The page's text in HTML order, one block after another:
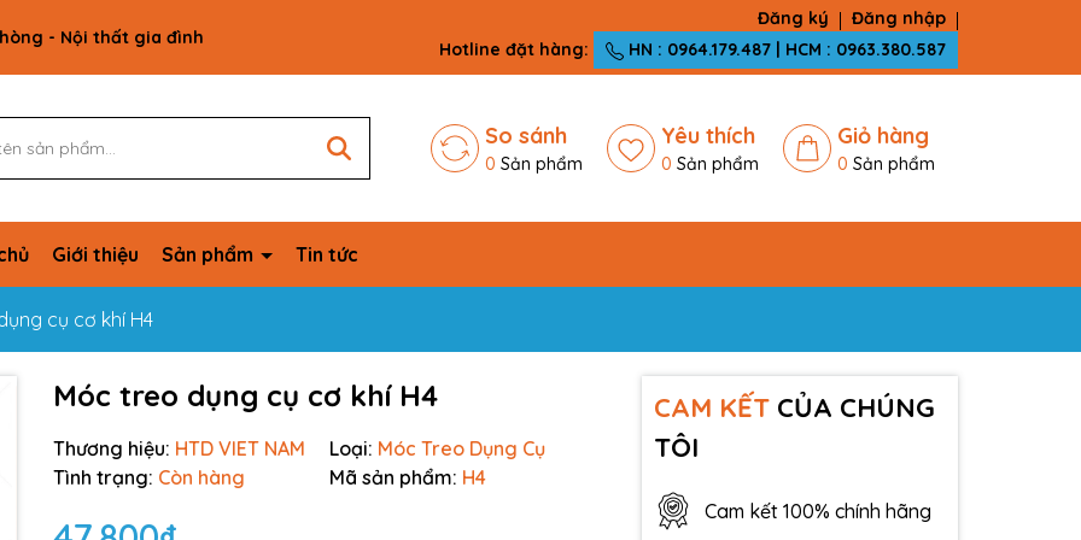
- Nội thất gia đình
Đăng ký
Đăng nhập
Hotline đặt hàng:
HN : 0964.179.487 | HCM : 0963.380.587
So sánh
0 Sản phẩm
Yêu thích
0 Sản phẩm
Giỏ hàng
0 Sản phẩm
Giới thiệu Sản phẩm Tin tức
cụ cơ khí H4
Móc treo dụng cụ cơ khí H4
Thương hiệu: HTD VIET NAM Loại: Móc Treo Dụng Cụ
Tình trạng: Còn hàng Mã sản phẩm: H4
CAM KẾTCỦA CHÚNG
TÔI
Cam kết 100% chính hãng